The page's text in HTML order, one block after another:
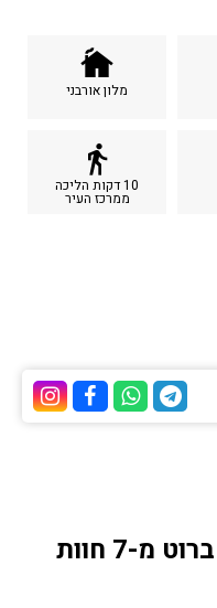
cottage
מלון אורבני
directions_walk
10 דקות הליכה
ממרכז העיר
ערוץ ערוץ
ערוץ הוואטסאפ של
ערוץ הטלגרם של הוטלס
ציון מלון בראון ברוט מ-7 חוות